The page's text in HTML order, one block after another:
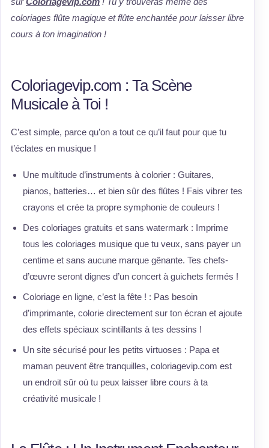
coloriages flûte magique et flûte enchantée pour laisser libre
cours à ton imagination !
Coloriagevip.com : Ta Scène
Musicale à Toi !
C’est simple, parce qu’on a tout ce qu’il faut pour que tu
t’éclates en musique !
Une multitude d’instruments à colorier : Guitares,
pianos, batteries… et bien sûr des flûtes ! Fais vibrer tes
crayons et crée ta propre symphonie de couleurs !
Des coloriages gratuits et sans watermark : Imprime
tous les coloriages musique que tu veux, sans payer un
centime et sans aucune marque gênante. Tes chefs-
d’œuvre seront dignes d’un concert à guichets fermés !
Coloriage en ligne, c’est la fête ! : Pas besoin
d’imprimante, colorie directement sur ton écran et ajoute
des effets spéciaux scintillants à tes dessins !
Un site sécurisé pour les petits virtuoses : Papa et
maman peuvent être tranquilles, coloriagevip.com est
un endroit sûr où tu peux laisser libre cours à ta
créativité musicale !